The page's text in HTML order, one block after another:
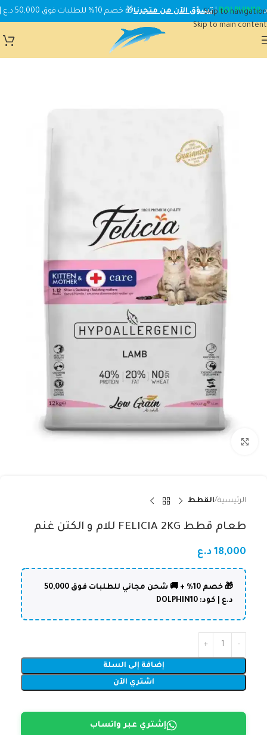
Skip to navigation
Skip to main content
DOLPHIN10
|تسوّق الآن من متجرنا🎁 خصم 10% للطلبات فوق 50,000 د.ع | استخدم الكود:
الرئيسية القطط
طعام قطط FELICIA 2KG للام و الكتن غنم
18,000 د.ع
🎁 خصم 10% + 🚚 شحن مجاني للطلبات فوق 50,000
د.ع | كود: DOLPHIN10
إضافة إلى السلة
اشتري الآن
إشتري عبر واتساب